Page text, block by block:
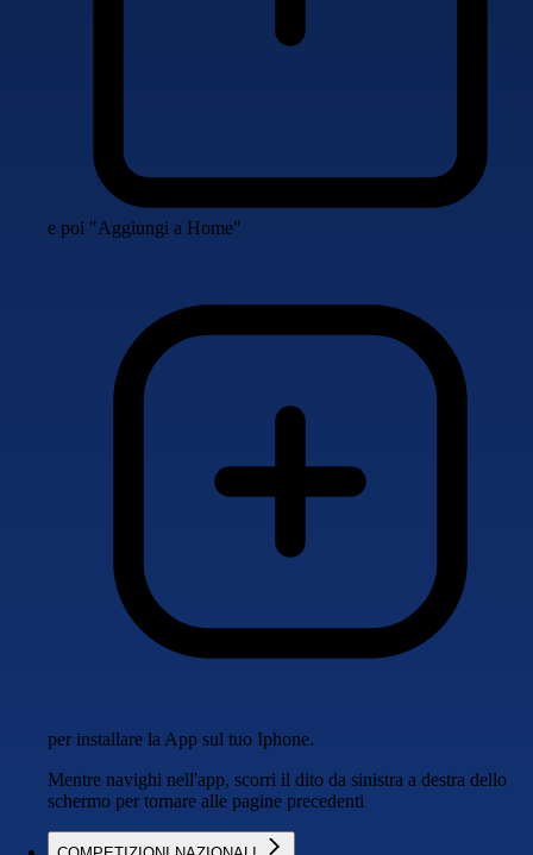
e poi "Aggiungi a Home"
per installare la App sul tuo Iphone.
Mentre navighi nell'app, scorri il dito da sinistra a destra dello
schermo per tornare alle pagine precedenti